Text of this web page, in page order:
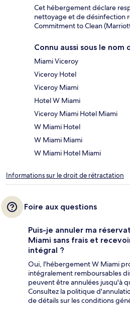
Cet hébergement déclare
nettoyage et de désinfection
Commitment to Clean
Connu aussi sous le nom
Miami Viceroy
Viceroy Hotel
Viceroy Miami
Hotel W Miami
Viceroy Miami Hotel Miami
W Miami Hotel
W Miami Miami
W Miami Hotel Miami
Informations sur le droit de rétractation
Foire aux questions
Puis-je annuler ma
Miami sans frais et
intégral ?
Oui, l'hébergement W Miami
intégralement remboursables
peuvent être annulées jusqu'à
Consultez la politique
de détails sur les conditions